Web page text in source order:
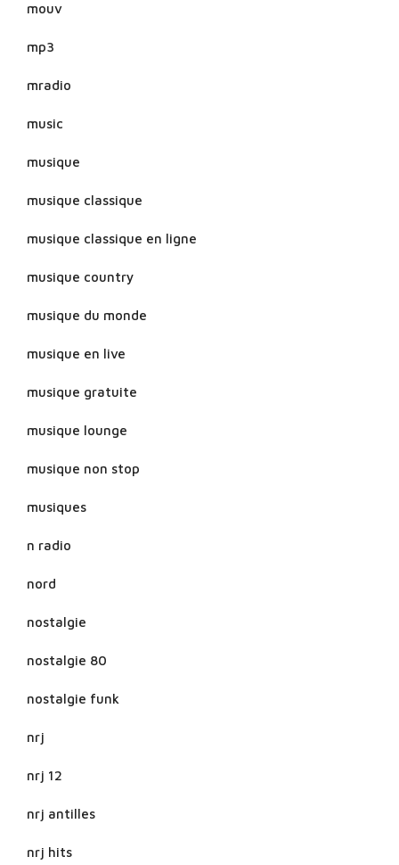
mouv
mp3
mradio
music
musique
musique classique
musique classique en ligne
musique country
musique du monde
musique en live
musique gratuite
musique lounge
musique non stop
musiques
n radio
nord
nostalgie
nostalgie 80
nostalgie funk
nrj
nrj 12
nrj antilles
nrj hits